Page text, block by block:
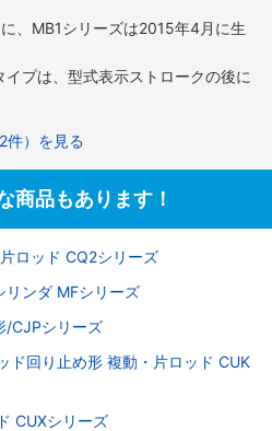
、MB1シリーズは2015年4月に生
プは、型式表示ストロークの後に
件）を見る
商品もあります！
ロッド CQ2シリーズ
リンダ MFシリーズ
/CJPシリーズ
ド回り止め形 複動・片ロッド CUK
CUXシリーズ